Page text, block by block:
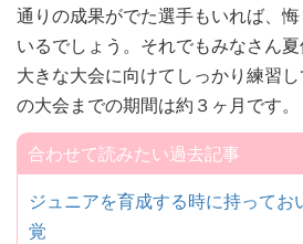
通りの成果がでた選手もいれば、
いるでしょう。それでもみなさん
大きな大会に向けてしっかり練習
の大会までの期間は約３ヶ月です。
合わせて読みたい過去記事
ジュニアを育成する時に持ってお
覚